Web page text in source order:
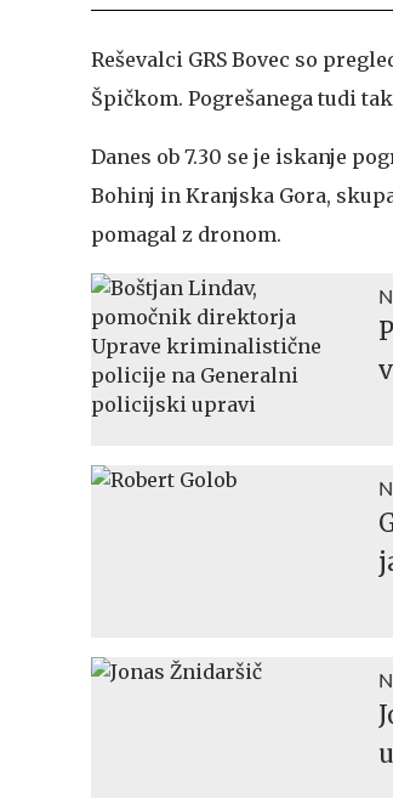
Reševalci GRS Bovec so
Špičkom. Pogrešanega tudi
Danes ob 7.30 se je iskanje
Bohinj in Kranjska Gora,
pomagal z dronom.